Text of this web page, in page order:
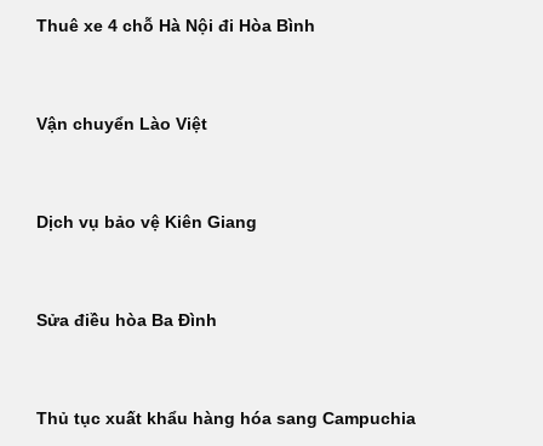
Thuê xe 4 chỗ Hà Nội đi Hòa Bình
Vận chuyển Lào Việt
Dịch vụ bảo vệ Kiên Giang
Sửa điều hòa Ba Đình
Thủ tục xuất khẩu hàng hóa sang Campuchia